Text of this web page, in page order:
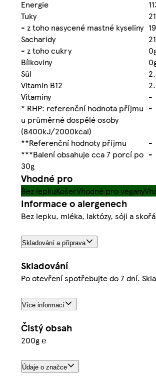
Energie
Tuky
- z toho nasycené mastné kyseliny
Sacharidy
- z toho cukry
Bílkoviny
Sůl
Vitamin B12
Vitamíny
-
* RHP: referenční hodnota příjmu
u průměrné dospělé osoby
(8400kJ/2000kcal)
-
**Referenční hodnoty příjmu -
***Balení obsahuje cca 7 porcí po
30g
-
Vhodné pro
Bez lepkuKošerVhodné pro vegany
Informace o alergenech
Bez lepku, mléka, laktózy, sóji a
Skladování a příprava
Skladování
Po otevření spotřebujte do 7 dní.
Více informací
Čistý obsah
200g ℮
Údaje o značce